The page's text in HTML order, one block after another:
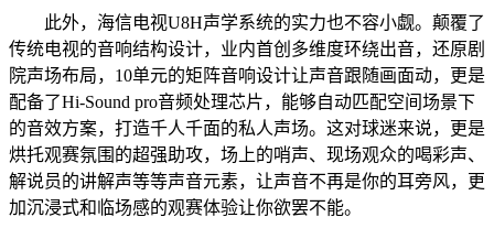
此外，海信电视U8H声学系统的实力也不容小觑。颠覆了
传统电视的音响结构设计，业内首创多维度环绕出音，还原剧
院声场布局，10单元的矩阵音响设计让声音跟随画面动，更是
配备了Hi-Sound pro音频处理芯片，能够自动匹配空间场景下
的音效方案，打造千人千面的私人声场。这对球迷来说，更是
烘托观赛氛围的超强助攻，场上的哨声、现场观众的喝彩声、
解说员的讲解声等等声音元素，让声音不再是你的耳旁风，更
加沉浸式和临场感的观赛体验让你欲罢不能。